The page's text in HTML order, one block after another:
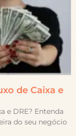
de Caixa e
e DRE? Entenda
do seu negócio